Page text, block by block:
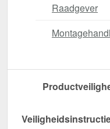
Raadgever